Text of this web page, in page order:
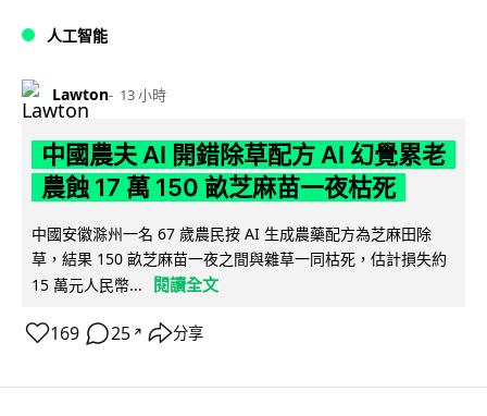
人工智能
Lawton 13 小時
中國農夫 AI 開錯除草配方 AI 幻覺累老
農蝕 17 萬 150 畝芝麻苗一夜枯死
中國安徽滁州一名 67 歲農民按 AI 生成農藥配方為芝麻田除
草，結果 150 畝芝麻苗一夜之間與雜草一同枯死，估計損失約
15 萬元人民幣...
閱讀全文
169 25 ↗ 分享